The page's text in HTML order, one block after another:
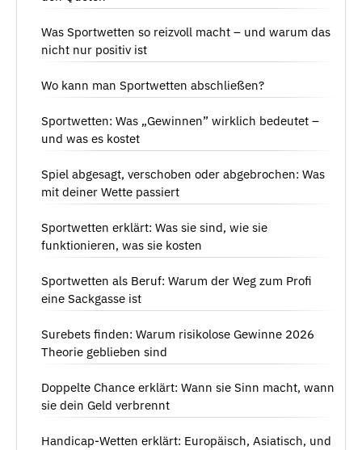
Was Sportwetten so reizvoll macht – und warum das
nicht nur positiv ist
Wo kann man Sportwetten abschließen?
Sportwetten: Was „Gewinnen” wirklich bedeutet –
und was es kostet
Spiel abgesagt, verschoben oder abgebrochen: Was
mit deiner Wette passiert
Sportwetten erklärt: Was sie sind, wie sie
funktionieren, was sie kosten
Sportwetten als Beruf: Warum der Weg zum Profi
eine Sackgasse ist
Surebets finden: Warum risikolose Gewinne 2026
Theorie geblieben sind
Doppelte Chance erklärt: Wann sie Sinn macht, wann
sie dein Geld verbrennt
Handicap-Wetten erklärt: Europäisch, Asiatisch, und